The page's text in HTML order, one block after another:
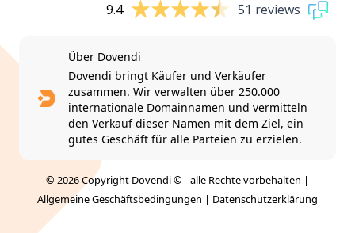
9.4 51 reviews
Über Dovendi
Dovendi bringt Käufer und Verkäufer
zusammen. Wir verwalten über 250.000
internationale Domainnamen und vermitteln
den Verkauf dieser Namen mit dem Ziel, ein
gutes Geschäft für alle Parteien zu erzielen.
© 2026 Copyright Dovendi © - alle Rechte vorbehalten |
Allgemeine Geschäftsbedingungen | Datenschutzerklärung